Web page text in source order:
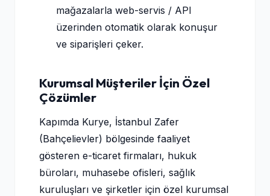
mağazalarla web-servis / API
üzerinden otomatik olarak konuşur
ve siparişleri çeker.
Kurumsal Müşteriler İçin Özel
Çözümler
Kapımda Kurye, İstanbul Zafer
(Bahçelievler) bölgesinde faaliyet
gösteren e-ticaret firmaları, hukuk
büroları, muhasebe ofisleri, sağlık
kuruluşları ve şirketler için özel kurumsal